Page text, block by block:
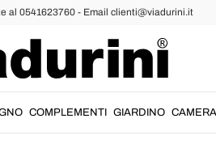
al 0541623760 - Email clienti@viadurini.it
COMPLEMENTI GIARDINO CAMERA